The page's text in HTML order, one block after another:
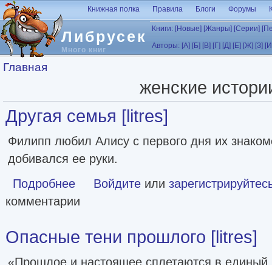
Перейти к основному содержанию
Либрусек
Много книг
Книжная полка Правила Блоги Форумы
Книги: [Новые] [Жанры] [Серии]
Авторы: [А] [Б] [В] [Г] [Д] [Е] [Ж] [З]
Вы здесь
Главная
женские
Другая семья [litres]
Филипп любил Алису с первого дня их
добивался ее руки.
Подробнее о Другая семья [litres]
Войдите или
комментарии
Опасные тени прошлого [litres]
«Прошлое и настоящее сплетаются в единый